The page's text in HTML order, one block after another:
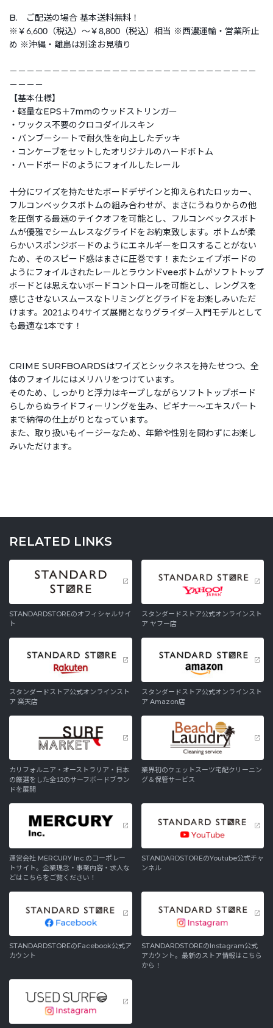
B. ご配送の場合 基本送料無料！
※￥6,600（税込）～￥8,800（税込）相当 ※西濃運輸・営業所止
め ※沖縄・離島は別途お見積り
－－－－－－－－－－－－－－－－－－－－－－－－－－－－－
－－－－
【基本仕様】
・軽量なEPS＋7mmのウッドストリンガー
・ワックス不要のクロコダイルスキン
・バンブーシートで耐久性を向上したデッキ
・コンケーブをセットしたオリジナルのハードボトム
・ハードボードのようにフォイルしたレール
十分にワイズを持たせたボードデザインと抑えられたロッカー、
フルコンベックスボトムの組み合わせが、まさにうねりからの他
を圧倒する最速のテイクオフを可能とし、フルコンベックスボト
ムが優雅でシームレスなグライドをお約束致します。ボトムが柔
らかいスポンジボードのようにエネルギーをロスすることがない
ため、そのスピード感はまさに圧巻です！またシェイプボードの
ようにフォイルされたレールとラウンドveeボトムがソフトトップ
ボードとは思えないボードコントロールを可能とし、レングスを
感じさせないスムースなトリミングとグライドをお楽しみいただ
けます。2021より4サイズ展開となりグライダー入門モデルとして
も最適な1本です！
CRIME SURFBOARDSはワイズとシックネスを持たせつつ、全
体のフォイルにはメリハリをつけています。
そのため、しっかりと浮力はキープしながらソフトトップボード
らしからぬライドフィーリングを生み、ビギナー～エキスパート
まで納得の仕上がりとなっています。
また、取り扱いもイージーなため、年齢や性別を問わずにお楽し
みいただけます。
RELATED LINKS
STANDARDSTOREのオフィシャルサイ
ト
スタンダードストア公式オンラインスト
ア ヤフー店
スタンダードストア公式オンラインスト
ア 楽天店
スタンダードストア公式オンラインスト
ア Amazon店
カリフォルニア・オーストラリア・日本
の厳選をした全12のサーフボードブラン
ドを展開
業界初のウェットスーツ宅配クリーニン
グ＆保管サービス
運営会社 MERCURY Inc.のコーポレー
トサイト。企業理念・事業内容・求人な
どはこちらをご覧ください！
STANDARDSTOREのYoutube公式チャ
ンネル
STANDARDSTOREのFacebook公式ア
カウント
STANDARDSTOREのInstagram公式
アカウント。最新のストア情報はこちら
から！